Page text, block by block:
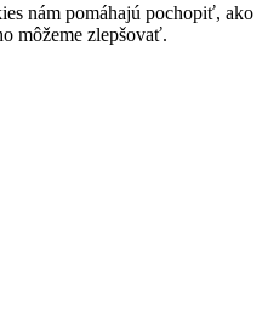
nám pomáhajú pochopiť, ako
môžeme zlepšovať.